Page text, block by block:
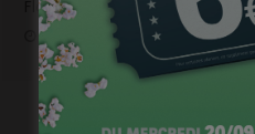
Flashback 2022/
janvier 6, 2023